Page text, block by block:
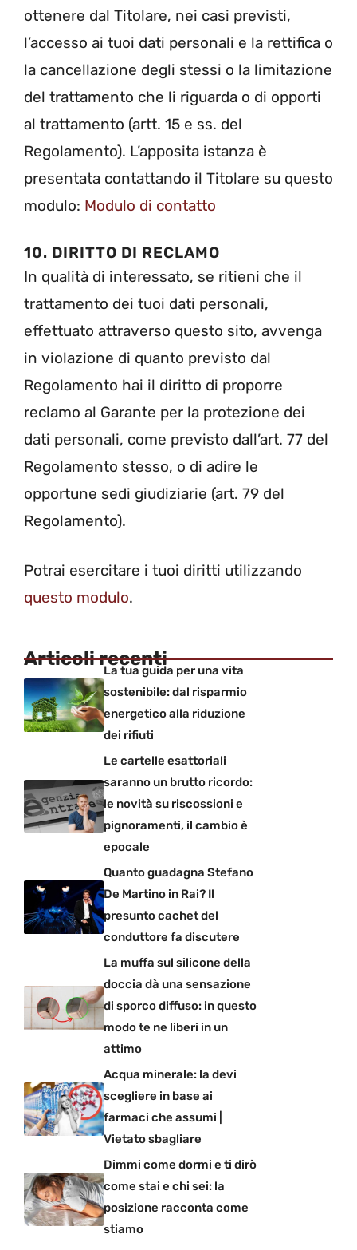
ottenere dal Titolare, nei casi previsti,
l’accesso ai tuoi dati personali e la rettifica o
la cancellazione degli stessi o la limitazione
del trattamento che li riguarda o di opporti
al trattamento (artt. 15 e ss. del
Regolamento). L’apposita istanza è
presentata contattando il Titolare su questo
modulo: Modulo di contatto
10. DIRITTO DI RECLAMO
In qualità di interessato, se ritieni che il
trattamento dei tuoi dati personali,
effettuato attraverso questo sito, avvenga
in violazione di quanto previsto dal
Regolamento hai il diritto di proporre
reclamo al Garante per la protezione dei
dati personali, come previsto dall’art. 77 del
Regolamento stesso, o di adire le
opportune sedi giudiziarie (art. 79 del
Regolamento).
Potrai esercitare i tuoi diritti utilizzando
questo modulo.
Articoli recenti
La tua guida per una vita
sostenibile: dal risparmio
energetico alla riduzione
dei rifiuti
Le cartelle esattoriali
saranno un brutto ricordo:
le novità su riscossioni e
pignoramenti, il cambio è
epocale
Quanto guadagna Stefano
De Martino in Rai? Il
presunto cachet del
conduttore fa discutere
La muffa sul silicone della
doccia dà una sensazione
di sporco diffuso: in questo
modo te ne liberi in un
attimo
Acqua minerale: la devi
scegliere in base ai
farmaci che assumi |
Vietato sbagliare
Dimmi come dormi e ti dirò
come stai e chi sei: la
posizione racconta come
stiamo